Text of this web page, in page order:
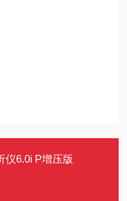
仪6.0i P增压版